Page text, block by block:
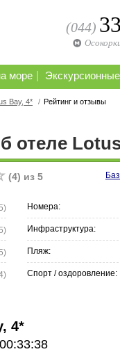
(044)
море
Bay, 4* / Рейтинг и отзывы
отеле
(4) из 5
Номера:
Инфраструктура:
Пляж:
Спорт / оздоровление:
4*